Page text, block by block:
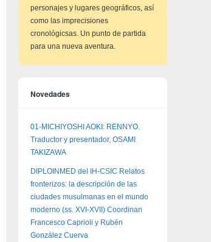
personajes y lugares geográficos, así
como las imprecisiones
cronológicsas. Un punto de partida
para una nueva aventura.
Novedades
01-MICHIYOSHI AOKI: RENNYO.
Traductor y presentador, OSAMI
TAKIZAWA
DIPLOINMED del IH-CSIC Relatos
fronterizos: la descripción de las
ciudades musulmanas en el mundo
moderno (ss. XVI-XVII) Coordinan
Francesco Caprioli y Rubén
González Cuerva